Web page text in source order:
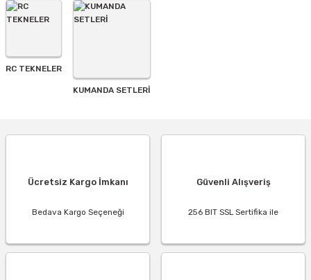
RC TEKNELER
KUMANDA SETLERİ
Ücretsiz Kargo İmkanı
Bedava Kargo Seçeneği
Güvenli Alışveriş
256 BIT SSL Sertifika ile